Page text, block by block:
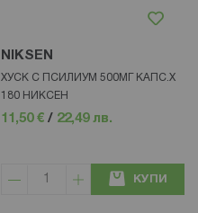
NIKSEN
ХУСК С ПСИЛИУМ 500МГ КАПС.Х
180 НИКСЕН
11,50 € / 22,49 лв.
КУПИ